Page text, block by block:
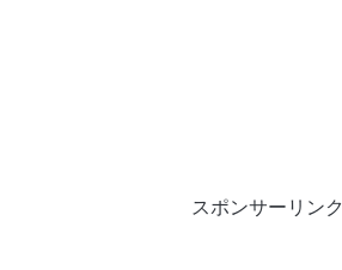
スポンサーリンク